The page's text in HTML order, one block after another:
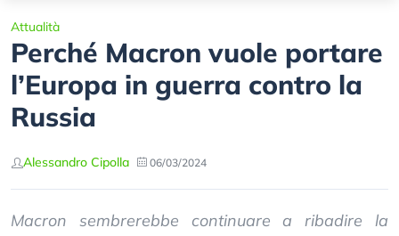
Attualità
Perché Macron vuole portare
l’Europa in guerra contro la
Russia
Alessandro Cipolla 06/03/2024
Macron sembrerebbe continuare a ribadire la